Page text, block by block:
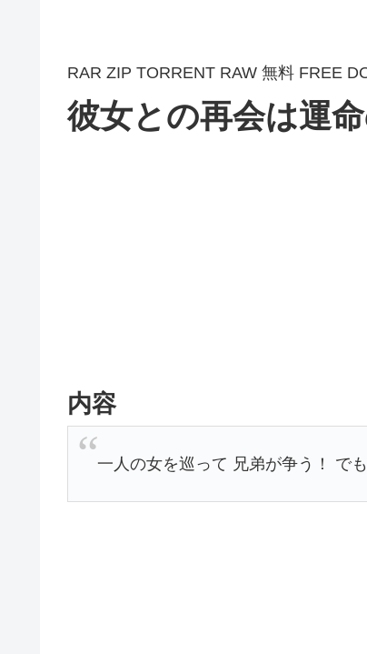
RAR ZIP TORRENT RAW 無料 FREE
彼女との再会は運
内容
一人の女を巡って 兄弟が争う！ で